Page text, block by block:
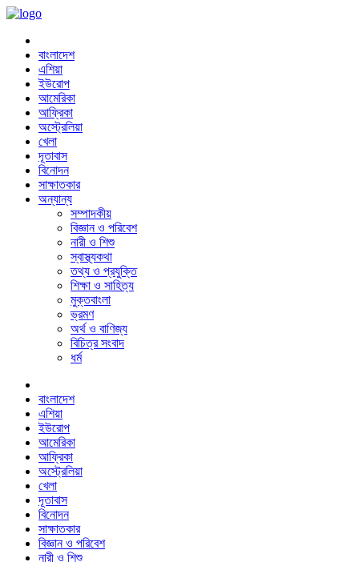
বাংলাদেশ
এশিয়া
ইউরোপ
আমেরিকা
আফ্রিকা
অস্ট্রেলিয়া
খেলা
দূতাবাস
বিনোদন
সাক্ষাতকার
অন্যান্য
সম্পাদকীয়
বিজ্ঞান ও পরিবেশ
নারী ও শিশু
স্বাস্থ্যকথা
তথ্য ও প্রযুক্তি
শিক্ষা ও সাহিত্য
মুক্তবাংলা
ভ্রমণ
অর্থ ও বাণিজ্য
বিচিত্র সংবাদ
ধর্ম
বাংলাদেশ
এশিয়া
ইউরোপ
আমেরিকা
আফ্রিকা
অস্ট্রেলিয়া
খেলা
দূতাবাস
বিনোদন
সাক্ষাতকার
বিজ্ঞান ও পরিবেশ
নারী ও শিশু